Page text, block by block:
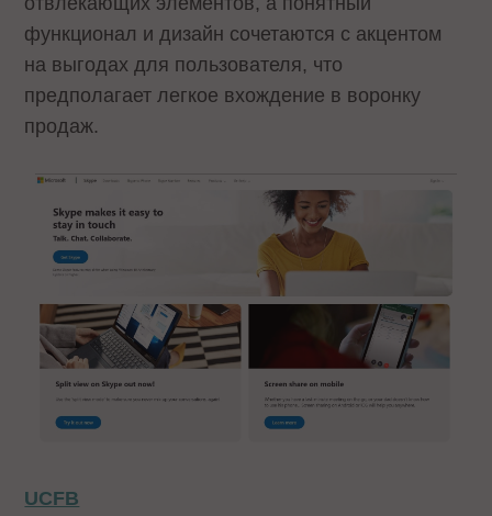
функционал и дизайн сочетаются с акцентом
на выгодах для пользователя, что
предполагает легкое вхождение в воронку
продаж.
UCFB